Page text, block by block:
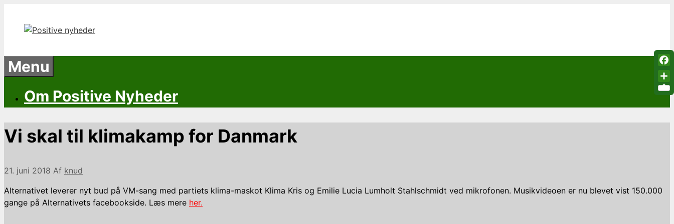
indhold
Menu
Om Positive Nyheder
Vi skal til klimakamp for Danmark
21. juni 2018 Af knud
Alternativet leverer nyt bud på VM-sang med partiets klima-maskot Klima Kris og Emilie Lucia Lumholt Stahlschmidt ved mikrofonen. Musikvideoen er nu blevet vist 150.000
gange på Alternativets facebookside. Læs mere her.